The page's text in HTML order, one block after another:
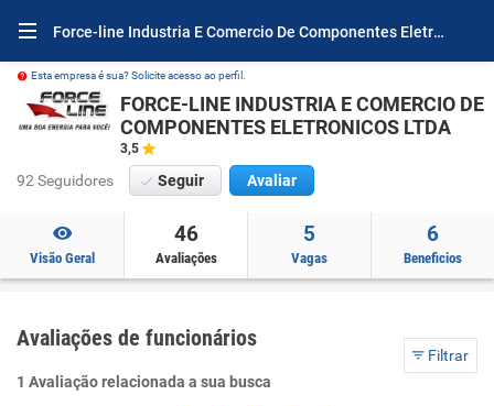
Force-line Industria E Comercio De Componentes Eletronicos Ltda Avaliações e Opiniões
Esta empresa é sua? Solicite acesso ao perfil.
FORCE-LINE INDUSTRIA E COMERCIO DE
COMPONENTES ELETRONICOS LTDA
3,5
92 Seguidores Seguir Avaliar
Visão Geral
46
Avaliações
5
Vagas
6
Beneficios
Avaliações de funcionários
Filtrar
1 Avaliação relacionada a sua busca